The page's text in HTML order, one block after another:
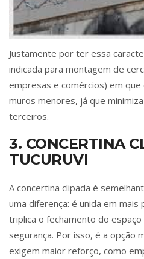
Justamente por ter essa
indicada para montagem de
empresas e comércios) em
muros menores, já que
terceiros.
3. CONCERTINA
TUCURUVI
A concertina clipada é
uma diferença: é unida em
triplica o fechamento do
segurança. Por isso, é a opção
exigem maior reforço, como